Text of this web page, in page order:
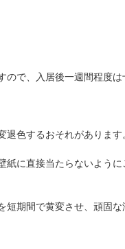
ので、入居後一週間程度
退色するおそれがありま
紙に直接当たらないよう
短期間で黄変させ、頑固